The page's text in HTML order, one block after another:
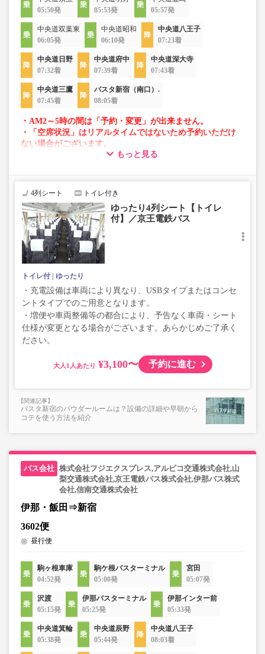
05:50発
05:53発
05:57発
中央道双葉東
06:05発
中央道昭和
06:10発
中央道八王子
07:23着
中央道日野
07:32着
中央道府中
07:39着
中央道深大寺
07:43着
中央道三鷹
07:45着
バスタ新宿（南口）.
08:05着
・AM2～5時の間は「予約・変更」が出来ません。
・「空席状況」はリアルタイムではないため予約いただけ
ない場合がございます。
・車両は予告なく変更となる場合がございます。これに伴
で、あらかじめご了承ください。
もっと見る
4列シート トイレ付き
ゆったり4列シート【トイレ
付】／京王電鉄バス
トイレ付 ゆったり
・充電設備は車両により異なり、USBタイプまたはコンセ
ントタイプでのご用意となります。
・増便や車両整備等の都合により、予告なく車両・シート
仕様が変更となる場合がございます。あらかじめご了承く
ださい。
大人 ¥3,100〜 予約に進む
バスタ新宿のパウダールームは？設備の詳細や早朝から
コテを使う方法を紹介
株式会社フジエクスプレス,アルピコ交通株式会社,山
梨交通株式会社,京王電鉄バス株式会社,伊那バス株式
会社,信南交通株式会社
伊那・飯田⇒新宿
3602便
昼行便
駒ヶ根車庫
04:52発
駒ケ根バスターミナル
05:00発
宮田
05:07発
沢渡
05:15発
伊那バスターミナル
05:25発
伊那インター前
05:33発
中央道箕輪
05:38発
中央道辰野
05:44発
中央道八王子
08:03着